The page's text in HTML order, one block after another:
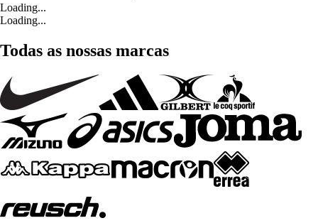
Loading...
Loading...
Todas as nossas marcas